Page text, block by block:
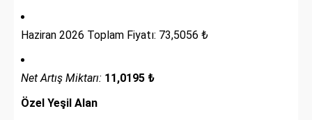
Haziran 2026 Toplam Fiyatı: 73,5056 ₺
Net Artış Miktarı: 11,0195 ₺
Özel Yeşil Alan